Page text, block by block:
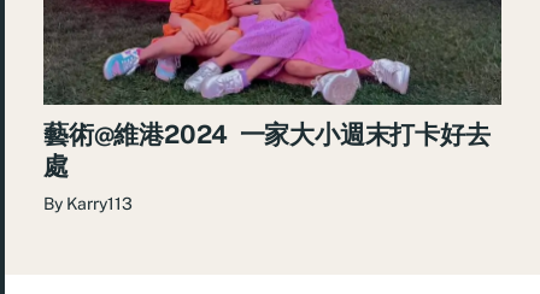
藝術@維港2024 一家大小週末打卡好去
處
By Karry113